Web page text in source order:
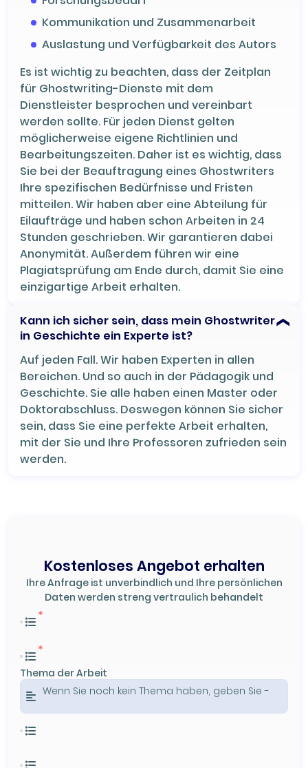
Kommunikation und Zusammenarbeit
Auslastung und Verfügbarkeit des Autors
Es ist wichtig zu beachten, dass der Zeitplan
für Ghostwriting-Dienste mit dem
Dienstleister besprochen und vereinbart
werden sollte. Für jeden Dienst gelten
möglicherweise eigene Richtlinien und
Bearbeitungszeiten. Daher ist es wichtig, dass
Sie bei der Beauftragung eines Ghostwriters
Ihre spezifischen Bedürfnisse und Fristen
mitteilen. Wir haben aber eine Abteilung für
Eilaufträge und haben schon Arbeiten in 24
Stunden geschrieben. Wir garantieren dabei
Anonymität. Außerdem führen wir eine
Plagiatsprüfung am Ende durch, damit Sie eine
einzigartige Arbeit erhalten.
Kann ich sicher sein, dass mein Ghostwriter
in Geschichte ein Experte ist?
Auf jeden Fall. Wir haben Experten in allen
Bereichen. Und so auch in der Pädagogik und
Geschichte. Sie alle haben einen Master oder
Doktorabschluss. Deswegen können Sie sicher
sein, dass Sie eine perfekte Arbeit erhalten,
mit der Sie und Ihre Professoren zufrieden sein
werden.
Kostenloses Angebot erhalten
Ihre Anfrage ist unverbindlich und Ihre persönlichen
Daten werden streng vertraulich behandelt
Thema der Arbeit